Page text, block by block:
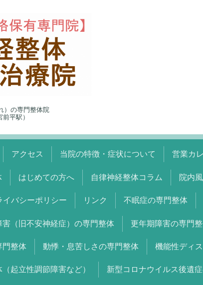
）の専門整体院
平駅）
アクセス 当院の特徴・症状について 営業カ
はじめての方へ 自律神経整体コラム 院内
イバシーポリシー リンク 不眠症の専門整体
（旧不安神経症）の専門整体 更年期障害の専門
門整体 動悸・息苦しさの専門整体 機能性ディ
起立性調節障害など） 新型コロナウイルス後遺